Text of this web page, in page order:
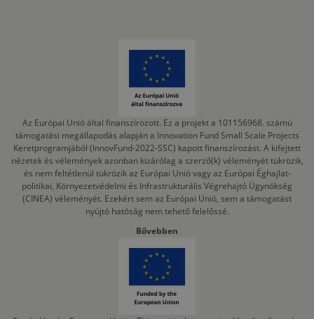
Az Európai Unió által finanszírozott. Ez a projekt a 101156968. számú
támogatási megállapodás alapján a Innovation Fund Small Scale Projects
Keretprogramjából (InnovFund-2022-SSC) kapott finanszírozást. A kifejtett
nézetek és vélemények azonban kizárólag a szerző(k) véleményét tükrözik,
és nem feltétlenül tükrözik az Európai Unió vagy az Európai Éghajlat-
politikai, Környezetvédelmi és Infrastrukturális Végrehajtó Ügynökség
(CINEA) véleményét. Ezekért sem az Európai Unió, sem a támogatást
nyújtó hatóság nem tehető felelőssé.
Bővebben